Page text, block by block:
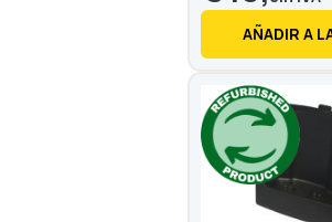
AÑADIR A